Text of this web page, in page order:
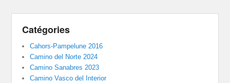
Catégories
Cahors-Pampelune 2016
Camino del Norte 2024
Camino Sanabres 2023
Camino Vasco del Interior